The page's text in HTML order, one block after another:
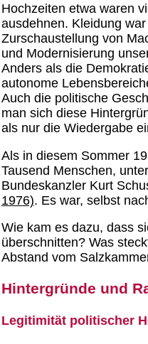
Hochzeiten etwa waren
ausdehnen. Kleidung
Zurschaustellung von
und Modernisierung
Anders als die
autonome
Auch die politische
man sich diese
als nur die Wiedergabe
Als in diesem Sommer
Tausend Menschen,
Bundeskanzler Kurt
1976). Es war, selbst
Wie kam es dazu, dass
überschnitten? Was
Abstand vom
Hintergründe und
Legitimität politischer